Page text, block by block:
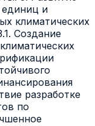
единиц и
климатических
Создание
разработке
по